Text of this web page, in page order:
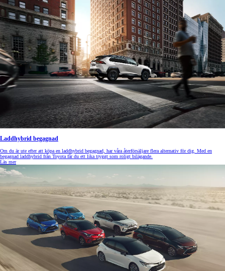
Laddhybrid begagnad
Om du är ute efter att köpa en laddhybrid begagnad, har våra återförsäljare flera alternativ för dig. Med en
begagnad laddhybrid från Toyota får du ett lika tryggt som roligt bilägande.
Läs mer